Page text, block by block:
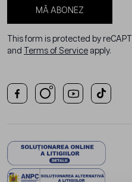
MĂ ABONEZ
This form is protected by
and
Terms of Service apply.